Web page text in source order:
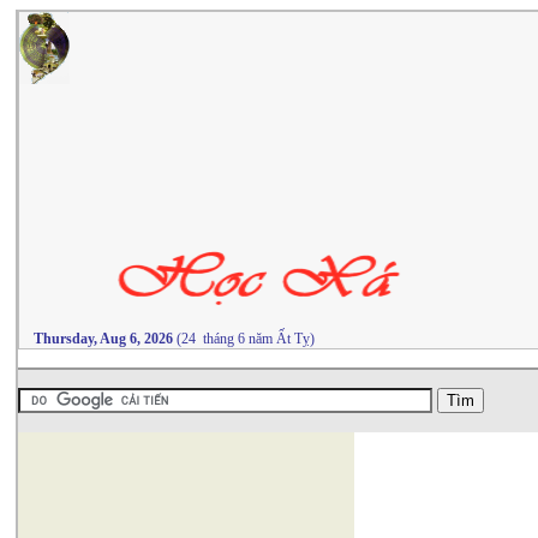
Thursday, Aug 6, 2026 (24 tháng 6 năm Ất Tỵ)